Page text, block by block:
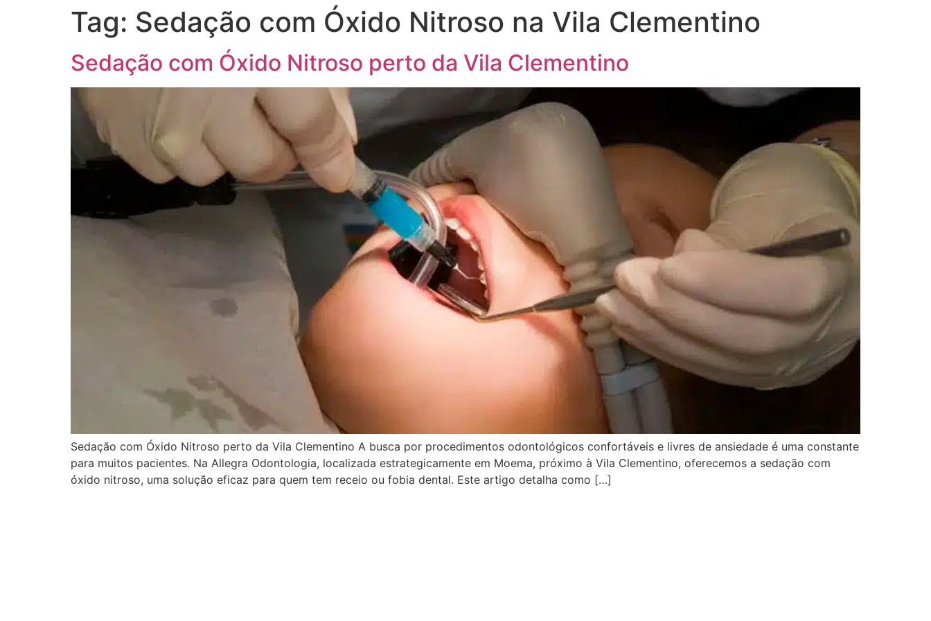
Tag: Sedação com Óxido Nitroso na Vila Clementino
Sedação com Óxido Nitroso perto da Vila Clementino
Sedação com Óxido Nitroso perto da Vila Clementino A busca por procedimentos odontológicos confortáveis e livres de ansiedade é uma constante
para muitos pacientes. Na Allegra Odontologia, localizada estrategicamente em Moema, próximo à Vila Clementino, oferecemos a sedação com
óxido nitroso, uma solução eficaz para quem tem receio ou fobia dental. Este artigo detalha como […]